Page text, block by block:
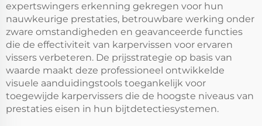
expertswingers erkenning gekregen voor hun
nauwkeurige prestaties, betrouwbare werking onder
zware omstandigheden en geavanceerde functies
die de effectiviteit van karpervissen voor ervaren
vissers verbeteren. De prijsstrategie op basis van
waarde maakt deze professioneel ontwikkelde
visuele aanduidingstools toegankelijk voor
toegewijde karpervissers die de hoogste niveaus van
prestaties eisen in hun bijtdetectiesystemen.